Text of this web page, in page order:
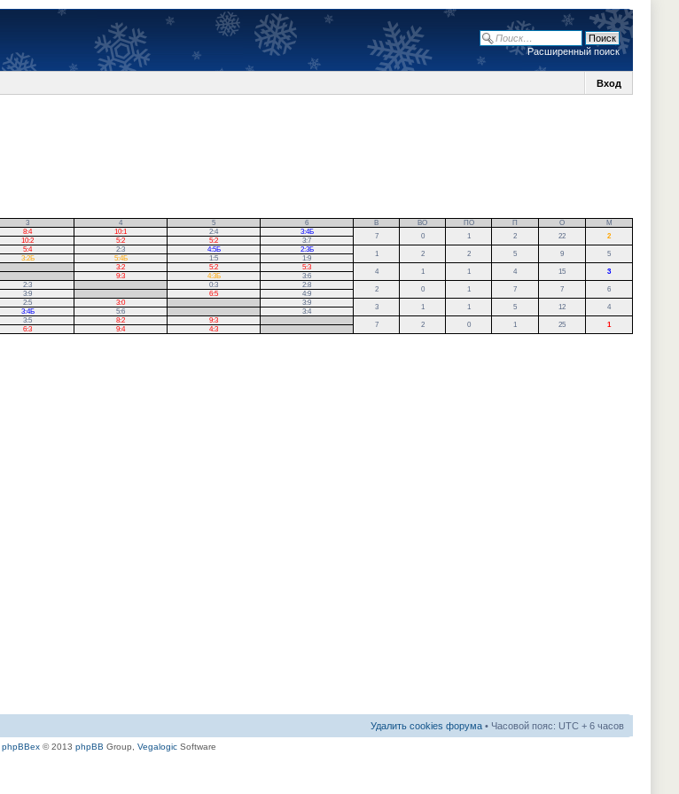
Расширенный поиск
Вход
3 4 5 6 В ВО ПО П О
М
8:4 10:1 2:4 3:4Б
7 0 1 2 22 2
10:2 5:2 5:2
3:7
5:4 2:3 4:5Б 2:3Б
1 2 2 5 9 5
3:2Б 5:4Б 1:5
1:9
3:2 5:2 5:3
4 1 1 4 15 3
9:3 4:3Б
3:6
2:3 0:3 2:8
2 0 1 7 7 6
3:9 6:5
4:9
2:5 3:0 3:9
3 1 1 5 12 4
3:4Б 5:6
3:4
3:5 8:2 9:3
7 2 0 1 25 1
6:3 9:4 4:3
Удалить cookies форума • Часовой пояс: UTC + 6 часов
phpBBex © 2013 phpBB Group, Vegalogic Software